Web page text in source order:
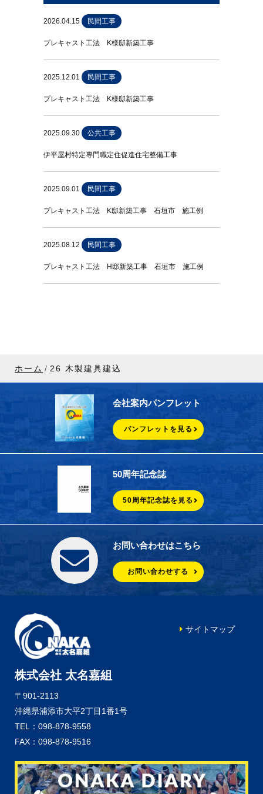
2026.04.15 民間工事
プレキャスト工法 K様邸新築工事
2025.12.01 民間工事
プレキャスト工法 K様邸新築工事
2025.09.30 公共工事
伊平屋村特定専門職定住促進住宅整備工事
2025.09.01 民間工事
プレキャスト工法 K邸新築工事 石垣市 施工例
2025.08.12 民間工事
プレキャスト工法 H邸新築工事 石垣市 施工例
ホーム 26 木製建具建込
会社案内パンフレット
パンフレットを見る
50周年記念誌
50周年記念誌を見る
お問い合わせはこちら
お問い合わせする
株式会社 太名嘉組
〒901-2113
沖縄県浦添市大平2丁目1番1号
TEL：098-878-9558
FAX：098-878-9516
サイトマップ